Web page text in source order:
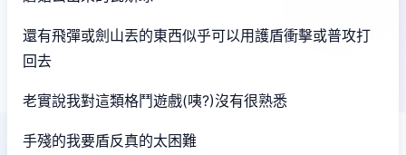
還有飛彈或劍山丟的東西似乎可以用護盾衝擊或普攻打
回去
老實說我對這類格鬥遊戲(咦?)沒有很熟悉
手殘的我要盾反真的太困難